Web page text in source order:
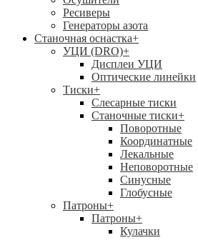
Ресиверы
Генераторы азота
Станочная оснастка+
УЦИ (DRO)+
Дисплеи УЦИ
Оптические линейки
Тиски+
Слесарные тиски
Станочные тиски+
Поворотные
Координатные
Лекальные
Неповоротные
Синусные
Глобусные
Патроны+
Патроны+
Кулачки